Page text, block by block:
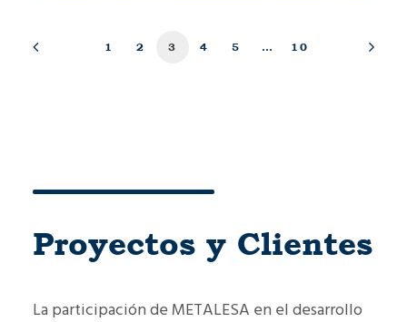
1 2 3 4 5 … 10
Proyectos y Clientes
La participación de METALESA en el desarrollo